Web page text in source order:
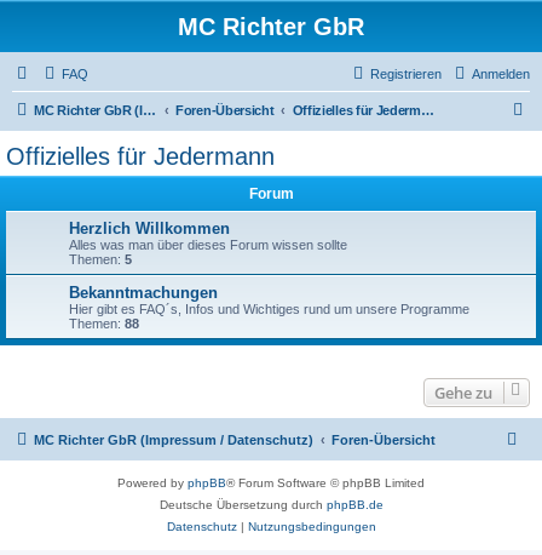
MC Richter GbR
FAQ Anmelden
Registrieren
MC Richter GbR (Impressum / Datenschutz) Foren-Übersicht Offizielles für Jedermann
Offizielles für Jedermann
Forum
Herzlich Willkommen
Alles was man über dieses Forum wissen sollte
Themen: 5
Bekanntmachungen
Hier gibt es FAQ´s, Infos und Wichtiges rund um unsere Programme
Themen: 88
Gehe zu
MC Richter GbR (Impressum / Datenschutz) Foren-Übersicht
Powered by phpBB® Forum Software © phpBB Limited
Deutsche Übersetzung durch phpBB.de
Datenschutz| Nutzungsbedingungen